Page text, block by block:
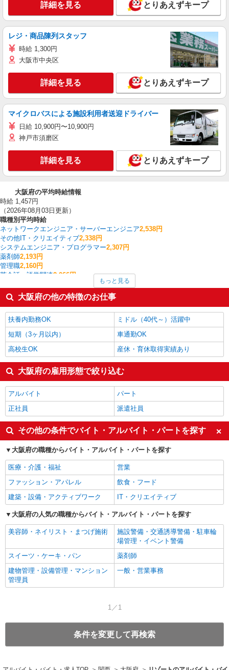
詳細を見る とりあえずキープ
レジ・商品陳列スタッフ
時給 1,300円
大阪市中央区
詳細を見る とりあえずキープ
マイクロバスによる施設利用者送迎ドライバー
日給 10,900円〜10,900円
神戸市須磨区
詳細を見る とりあえずキープ
大阪府の平均時給情報
時給 1,457円
（2026年08月03日更新）
職種別平均時給
ネットワークエンジニア・サーバーエンジニア2,538円
その他IT・クリエイティブ2,338円
システムエンジニア・プログラマー2,307円
薬剤師2,193円
管理職2,160円
英会話・語学関連2,066円
建築・土木・設備1,912円
運行管理者1,900円
WEBディレクター・WEBプロデューサー1,900円
大阪府の他の職種の平均時給を見る
もっと見る
大阪府の他の特徴のお仕事
扶養内勤務OK
ミドル（40代～）活躍中
短期（3ヶ月以内）
車通勤OK
高校生OK
産休・育休取得実績あり
大阪府の雇用形態で絞り込む
アルバイト
パート
正社員
派遣社員
その他の条件でバイト・アルバイト・パートを探す
大阪府の職種からバイト・アルバイト・パートを探す
医療・介護・福祉
営業
ファッション・アパレル
飲食・フード
建築・設備・アクティブワーク
IT・クリエイティブ
大阪府の人気の職種からバイト・アルバイト・パートを探す
美容師・ネイリスト・まつげ施術
施設警備・交通誘導警備・駐車輪
場管理・イベント警備
スイーツ・ケーキ・パン
薬剤師
建物管理・設備管理・マンション
管理員
一般・営業事務
1／1
条件を変更して再検索